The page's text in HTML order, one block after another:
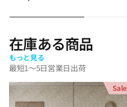
在庫ある商品
もっと見る
最短1～5日営業日出荷
Sale